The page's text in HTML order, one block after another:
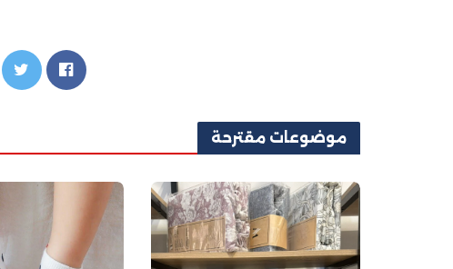
موضوعات مقترحة